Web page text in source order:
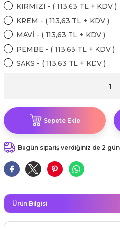
Veda Parti Malzemeleri
Süsleri (Halloween)
Günü
VE NİKAH Şekeri SARF
Maskeleri
modelleri (süslü
Malzemeleri
Taş Baskı Ürünleri
Ürünleri
KIRMIZI - ( 113,63 TL + KDV )
KREM - ( 113,63 TL + KDV )
MAVİ - ( 113,63 TL + KDV )
PEMBE - ( 113,63 TL + KDV )
SAKS - ( 113,63 TL + KDV )
Sepete Ekle
Bugün sipariş verdiğiniz de 2
Ürün Bilgisi